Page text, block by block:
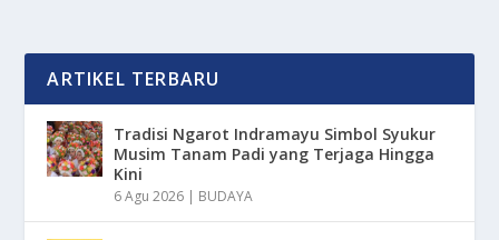
ARTIKEL TERBARU
Tradisi Ngarot Indramayu Simbol Syukur
Musim Tanam Padi yang Terjaga Hingga
Kini
6 Agu 2026 | BUDAYA